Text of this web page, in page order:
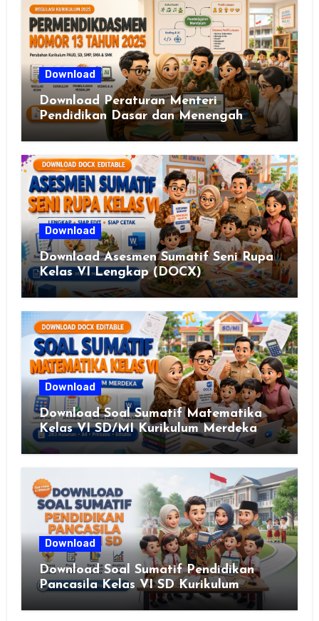
Download
Download Peraturan Menteri
Pendidikan Dasar dan Menengah
Republik Indonesia Nomor 13 Tahun
2025
Download
Download Asesmen Sumatif Seni Rupa
Kelas VI Lengkap (DOCX)
Download
Download Soal Sumatif Matematika
Kelas VI SD/MI Kurikulum Merdeka
Download
Download Soal Sumatif Pendidikan
Pancasila Kelas VI SD Kurikulum
Merdeka, Solusi Praktis Guru